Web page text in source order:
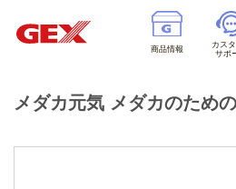
商品情報
カス
サポ
メダカ元気 メダカのため